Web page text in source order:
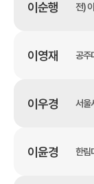
이순행 전)
이영재 공주
이우경 서울
이윤경 한림